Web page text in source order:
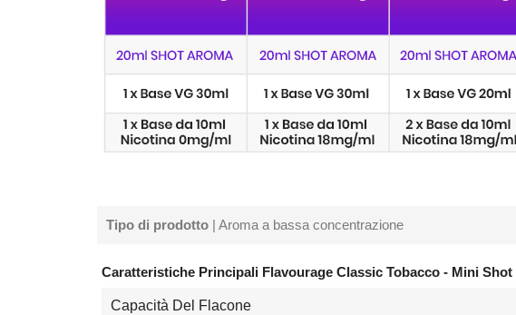
Tipo di prodotto | Aroma a bassa concentrazione
Caratteristiche Principali Flavourage Classic Tobacco - Mini Shot
Capacità Del Flacone